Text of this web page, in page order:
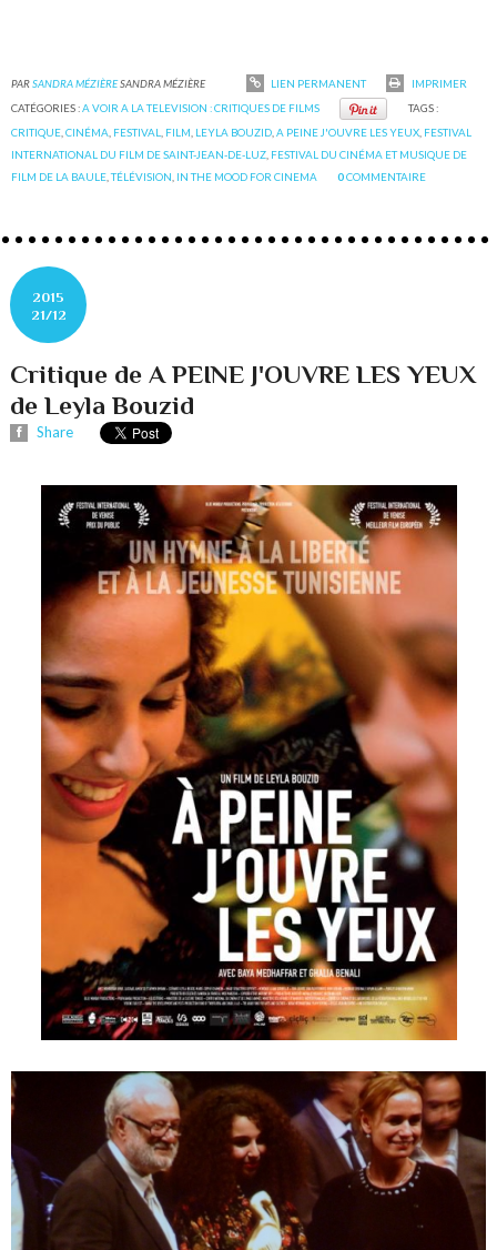
PARSANDRA MÉZIÈRESANDRA MÉZIÈRE LIEN PERMANENT
IMPRIMER
CATÉGORIES :A VOIR A LA TELEVISION : CRITIQUES DE FILMS
TAGS :
CRITIQUE ,CINÉMA FESTIVAL FILM LEYLA BOUZID ,A PEINE J'OUVRE LES YEUX FESTIVAL
INTERNATIONAL DU FILM DE SAINT-JEAN-DE-LUZ FESTIVAL DU CINÉMA ET MUSIQUE DE
FILM DE LA BAULE ,TÉLÉVISION IN THE MOOD FOR CINEMA 0COMMENTAIRE
2015
21/12
Critique de A PEINE J'OUVRE LES YEUX
de Leyla Bouzid
Share